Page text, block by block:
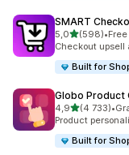
SMART
5,0av 5 stjerner
(598)
Totalt 598 omtaler
•Free
Checkout upsell
Built for
Globo Product
4,9av 5 stjerner
(4 733)
Totalt 4733 •
Product
Built for